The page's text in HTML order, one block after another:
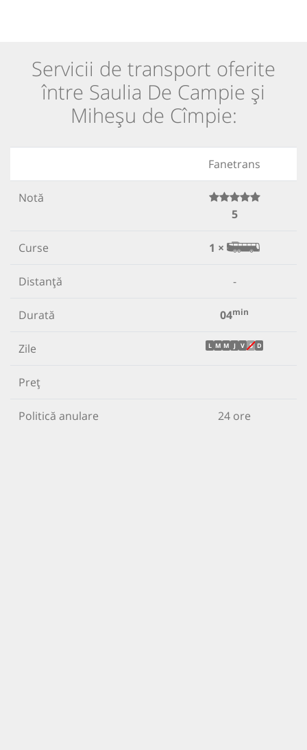
Servicii de transport oferite
între Saulia De Campie și
Miheșu de Cîmpie:
Fanetrans
Notă
5
Curse 1 ×
Distanță -
Durată 04min
Zile L M M J V S D
Preț
Politică anulare 24 ore